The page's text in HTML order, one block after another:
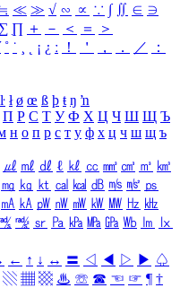
≪ ≫ √ ∽ ∝ ∵ ∫ ∬ ∈ ∋
∑ ∏ ＋ － ＜ ＝
＞
˚ ˙ ¸ ¡ ¿ ː ！ ＇ ， ． ／
：
ŀ ł ø œ ß þ ŧ ŋ ŉ
П Р С Т У Ф Х Ц Ч Ш Щ Ъ
н о п р с т у ф х ц ч ш щ ъ
㎕ ㎖ ㎗ ℓ ㎘ ㏄ ㎣ ㎤ ㎥ ㎦
㎎ ㎏ ㏏ ㎈ ㎉ ㏈ ㎧ ㎨ ㎰
㎃ ㎄ ㎺ ㎻ ㎽ ㎾ ㎿ ㎐ ㎑
㎯ ㏛ ㎩ ㎪ ㎫ ㎬ ㏝ ㏐
㏓
← ↑ ↓ ↔ 〓 ◁ ◀ ▷ ▶ ♤
▧ ▦ ▩ ♨ ☏ ☎ ☜ ☞ ¶ †